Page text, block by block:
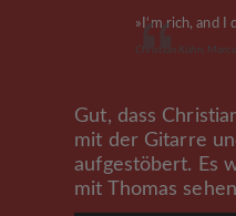
»I‘m rich, and
Christian Kühn,
Gut, dass
mit der Gitarre
aufgestöbert. Es
mit Thomas